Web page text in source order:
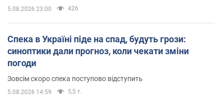
5.08.2026 23:00 426
Спека в Україні піде на спад, будуть грози:
синоптики дали прогноз, коли чекати зміни
погоди
Зовсім скоро спека поступово відступить
5.08.2026 14:59 5,5 т.